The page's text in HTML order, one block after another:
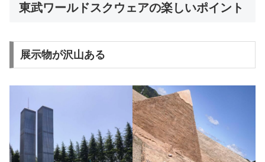
東武ワールドスクウェアの楽しいポイント
展示物が沢山ある